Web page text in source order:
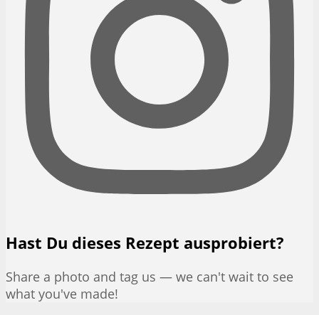
Hast Du dieses Rezept ausprobiert?
Share a photo and tag us — we can't wait to see
what you've made!